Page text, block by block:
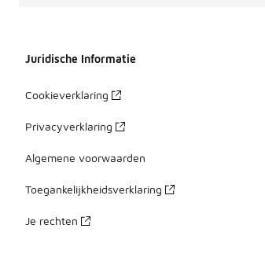
Juridische Informatie
Cookieverklaring
Privacyverklaring
Algemene voorwaarden
Toegankelijkheidsverklaring
Je rechten